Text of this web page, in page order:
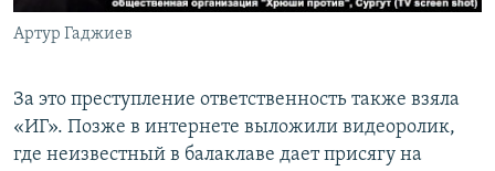
Артур Гаджиев
За это преступление ответственность также взяла
«ИГ». Позже в интернете выложили видеоролик,
где неизвестный в балаклаве дает присягу на